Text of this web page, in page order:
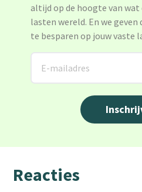
altijd op de hoogte van wat
lasten wereld. En we
te besparen op jouw vaste
Reacties